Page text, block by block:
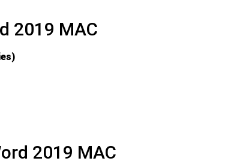
2019 MAC
2019 MAC